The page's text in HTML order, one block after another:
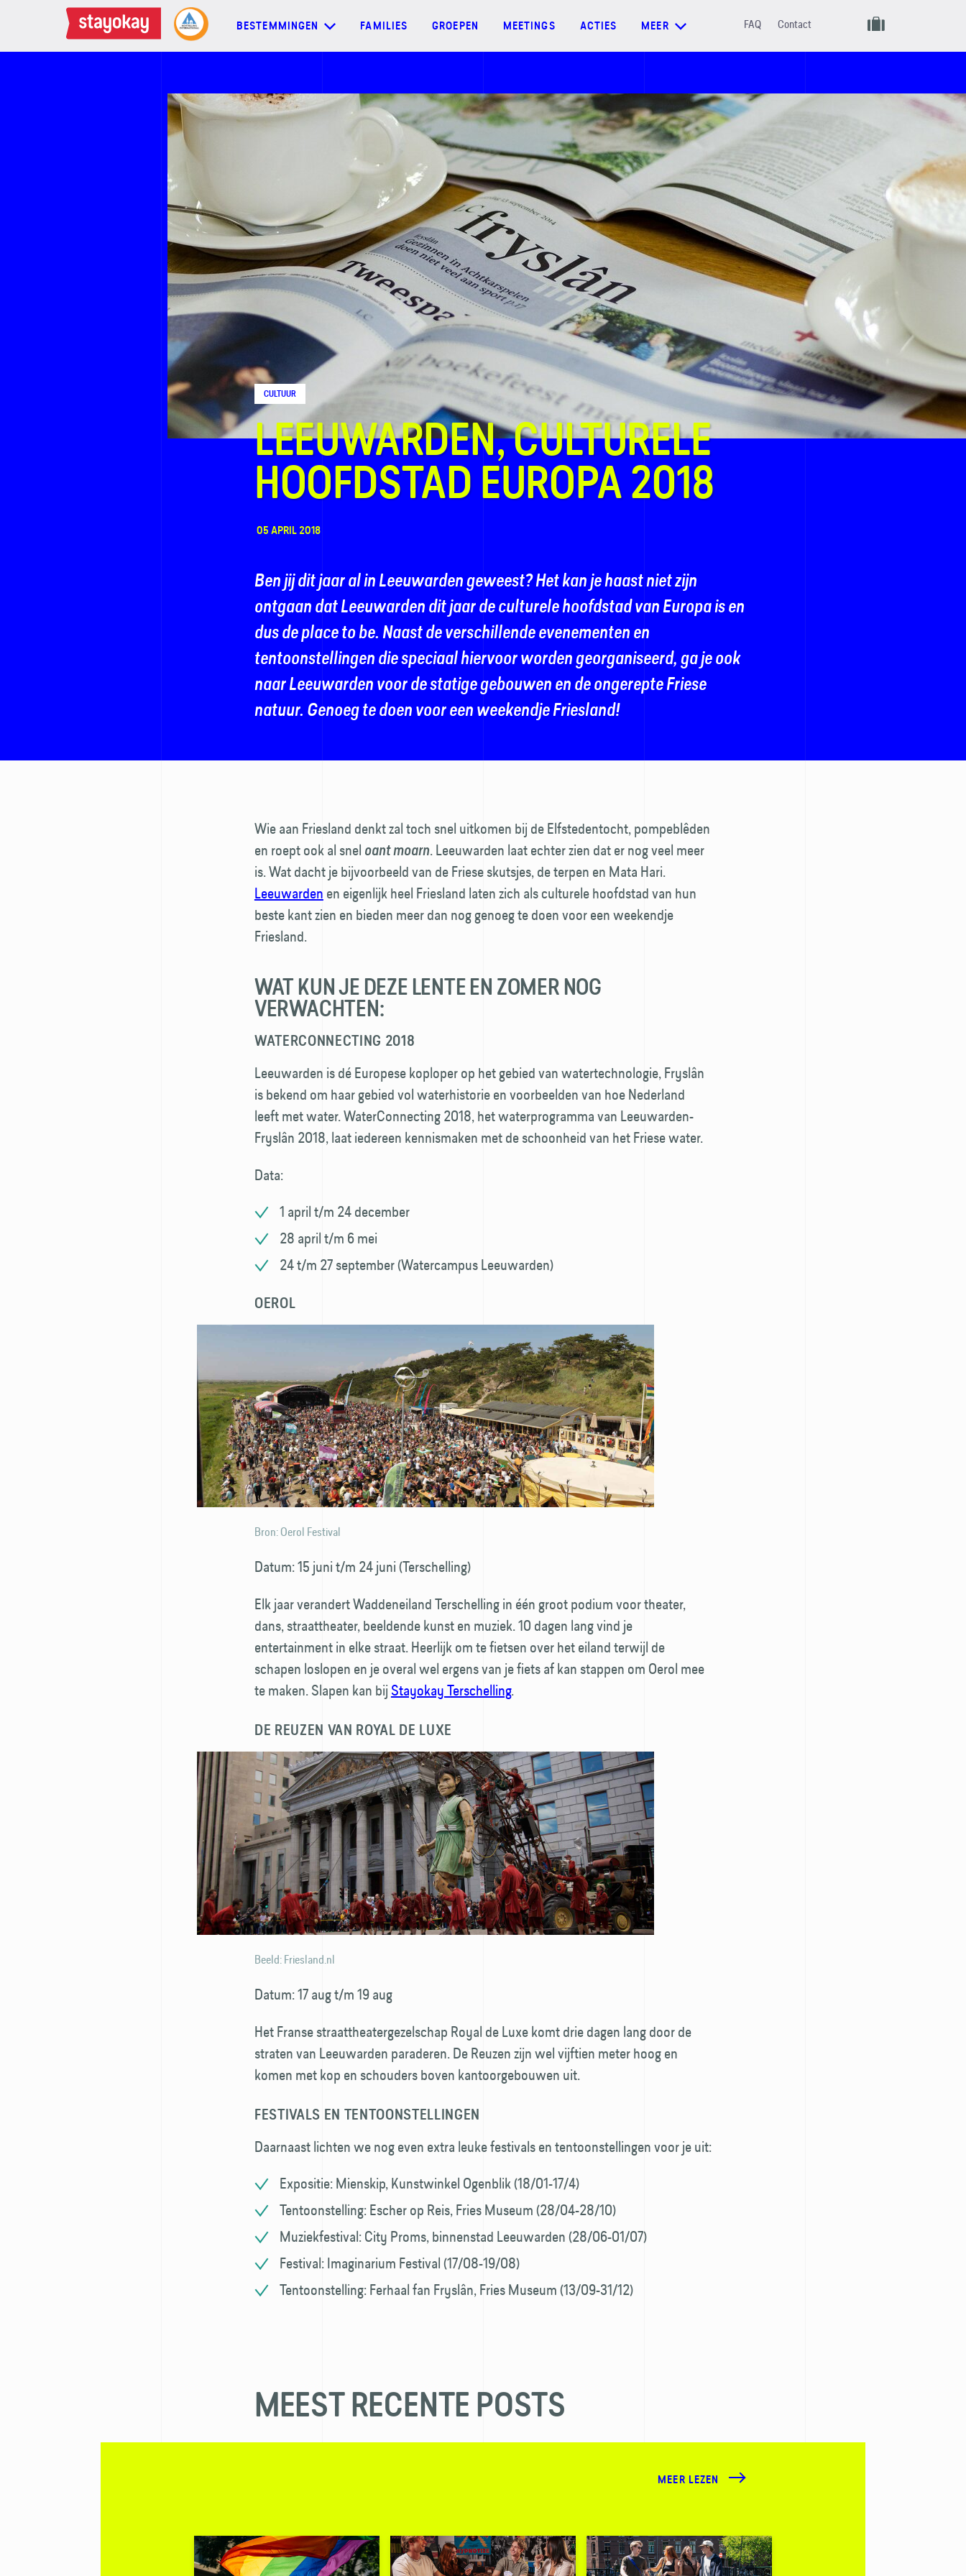
BESTEMMINGEN FAMILIES GROEPEN MEETINGS ACTIES MEER FAQ Contact
BESTEMMINGEN
CULTUUR
LEEUWARDEN, CULTURELE
HOOFDSTAD EUROPA 2018
05 APRIL 2018
Ben jij dit jaar al in Leeuwarden geweest? Het kan je haast niet zijn
ontgaan dat Leeuwarden dit jaar de culturele hoofdstad van Europa is en
dus de place to be. Naast de verschillende evenementen en
tentoonstellingen die speciaal hiervoor worden georganiseerd, ga je ook
naar Leeuwarden voor de statige gebouwen en de ongerepte Friese
natuur. Genoeg te doen voor een weekendje Friesland!
Wie aan Friesland denkt zal toch snel uitkomen bij de Elfstedentocht, pompeblêden
en roept ook al snel oant moarn. Leeuwarden laat echter zien dat er nog veel meer
is. Wat dacht je bijvoorbeeld van de Friese skutsjes, de terpen en Mata Hari.
Leeuwarden en eigenlijk heel Friesland laten zich als culturele hoofdstad van hun
beste kant zien en bieden meer dan nog genoeg te doen voor een weekendje
Friesland.
WAT KUN JE DEZE LENTE EN ZOMER NOG
VERWACHTEN:
WATERCONNECTING 2018
Leeuwarden is dé Europese koploper op het gebied van watertechnologie, Fryslân
is bekend om haar gebied vol waterhistorie en voorbeelden van hoe Nederland
leeft met water. WaterConnecting 2018, het waterprogramma van Leeuwarden-
Fryslân 2018, laat iedereen kennismaken met de schoonheid van het Friese water.
Data:
1 april t/m 24 december
28 april t/m 6 mei
24 t/m 27 september (Watercampus Leeuwarden)
OEROL
Bron: Oerol Festival
Datum: 15 juni t/m 24 juni (Terschelling)
Elk jaar verandert Waddeneiland Terschelling in één groot podium voor theater,
dans, straattheater, beeldende kunst en muziek. 10 dagen lang vind je
entertainment in elke straat. Heerlijk om te fietsen over het eiland terwijl de
schapen loslopen en je overal wel ergens van je fiets af kan stappen om Oerol mee
te maken. Slapen kan bij Stayokay Terschelling.
DE REUZEN VAN ROYAL DE LUXE
Beeld: Friesland.nl
Datum: 17 aug t/m 19 aug
Het Franse straattheatergezelschap Royal de Luxe komt drie dagen lang door de
straten van Leeuwarden paraderen. De Reuzen zijn wel vijftien meter hoog en
komen met kop en schouders boven kantoorgebouwen uit.
FESTIVALS EN TENTOONSTELLINGEN
Daarnaast lichten we nog even extra leuke festivals en tentoonstellingen voor je uit:
Expositie: Mienskip, Kunstwinkel Ogenblik (18/01-17/4)
Tentoonstelling: Escher op Reis, Fries Museum (28/04-28/10)
Muziekfestival: City Proms, binnenstad Leeuwarden (28/06-01/07)
Festival: Imaginarium Festival (17/08-19/08)
Tentoonstelling: Ferhaal fan Fryslân, Fries Museum (13/09-31/12)
MEEST RECENTE POSTS
MEER LEZEN